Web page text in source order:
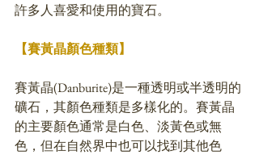
許多人喜愛和使用的寶石。
【賽黃晶顏色種類】
賽黃晶(Danburite)是一種透明或半透明的
礦石，其顏色種類是多樣化的。賽黃晶
的主要顏色通常是白色、淡黃色或無
色，但在自然界中也可以找到其他色